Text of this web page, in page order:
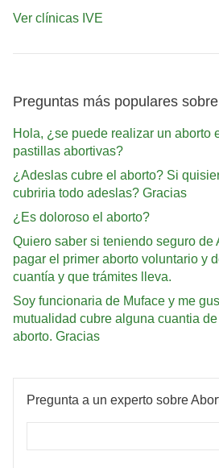
Ver clínicas IVE
Preguntas más populares
Hola, ¿se puede realizar un aborto
pastillas abortivas?
¿Adeslas cubre el aborto? Si
cubriria todo adeslas? Gracias
¿Es doloroso el aborto?
Quiero saber si teniendo seguro de
pagar el primer aborto voluntario y
cuantía y que trámites lleva.
Soy funcionaria de Muface y me
mutualidad cubre alguna cuantia
aborto. Gracias
Pregunta a un experto sobre